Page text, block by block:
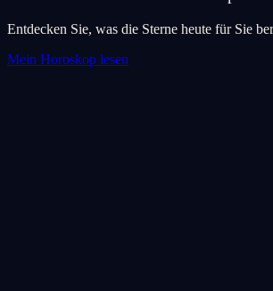
Entdecken Sie, was die Sterne heute für Sie
Mein Horoskop lesen